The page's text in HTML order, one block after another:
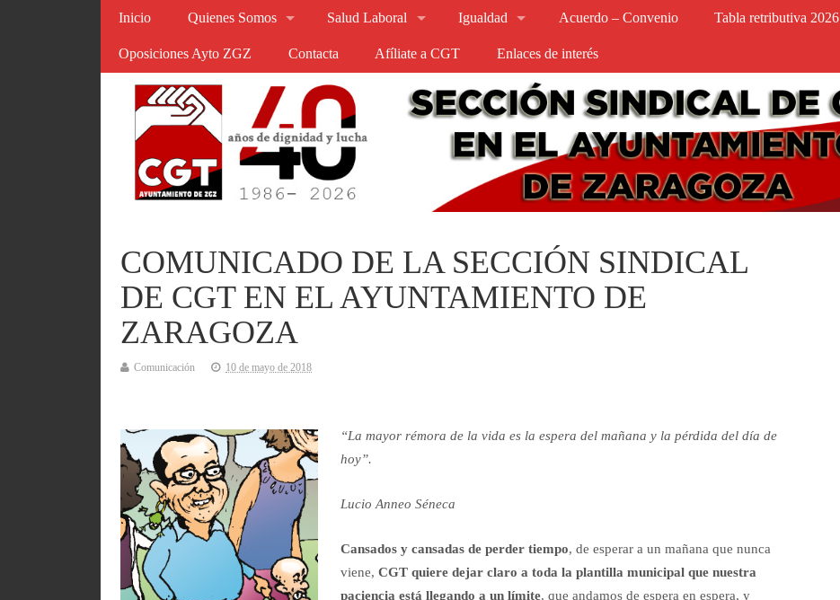
Inicio Quienes Somos Salud Laboral Igualdad Acuerdo – Convenio Tabla retributiva 2026
Oposiciones Ayto ZGZ Contacta Afíliate a CGT Enlaces de interés
COMUNICADO DE LA SECCIÓN SINDICAL
DE CGT EN EL AYUNTAMIENTO DE
ZARAGOZA
Comunicación 10 de mayo de 2018
“La mayor rémora de la vida es la espera del mañana y la pérdida del día de
hoy”.
Lucio Anneo Séneca
Cansados y cansadas de perder tiempo, de esperar a un mañana que nunca
viene, CGT quiere dejar claro a toda la plantilla municipal que nuestra
paciencia está llegando a un límite, que andamos de espera en espera, y